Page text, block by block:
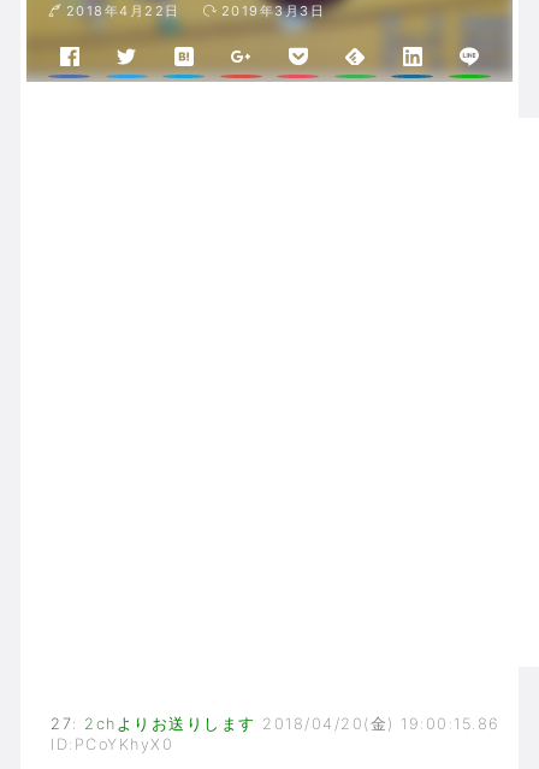
2018年4月22日 2019年3月3日
27: 2chよりお送りします 2018/04/20(金) 19:00:15.86
ID:PCoYKhyX0